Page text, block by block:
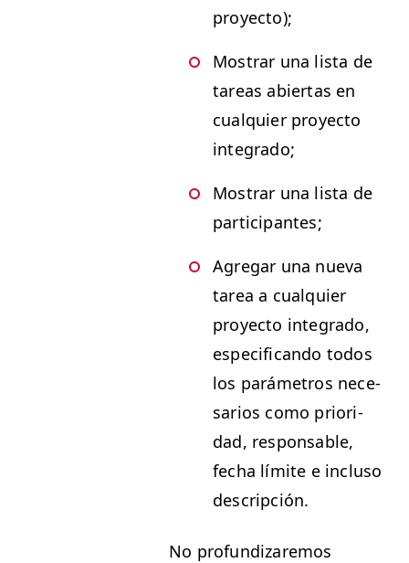
proyecto);
Mostrar una lista de
tar­eas abier­tas en
cualquier proyec­to
integrado;
Mostrar una lista de
participantes;
Agre­gar una nue­va
tarea a cualquier
proyec­to inte­gra­do,
especi­f­i­can­do todos
los parámet­ros nece­
sar­ios como pri­or­i­
dad, respon­s­able,
fecha límite e inclu­so
descripción.
No pro­fun­dizare­mos